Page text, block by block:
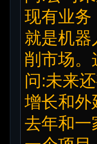
现有业务
就是机器
削市场。
问:未来
增长和外
去年和一